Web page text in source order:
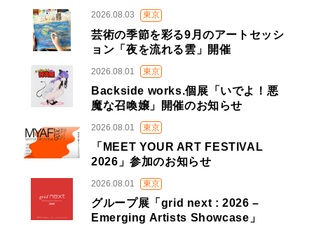
2026.08.03 東京
芸術の季節を彩る9月のアートセッシ
ョン「夜を流れる雲」開催
2026.08.01 東京
Backside works.個展「いでよ！悪
魔な召喚嬢」開催のお知らせ
2026.08.01 東京
「MEET YOUR ART FESTIVAL
2026」参加のお知らせ
2026.08.01 東京
グループ展「grid next : 2026 –
Emerging Artists Showcase」